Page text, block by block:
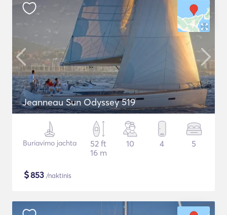
Jeanneau Sun Odyssey 519
Buriavimo jachta
52 ft
16 m
10 4 5
$853 /naktinis